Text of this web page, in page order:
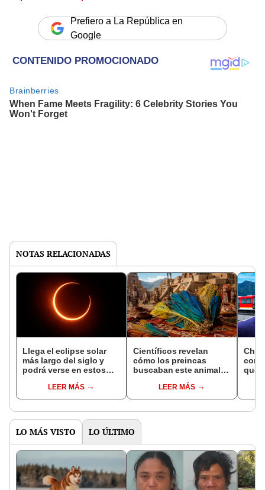
Prefiero a La República en
Google
NOTAS RELACIONADAS
Llega el eclipse solar
más largo del siglo y
podrá verse en estos
repetirá en 157 años
LEER MÁS
Científicos revelan
cómo los preincas
buscaban este animal
funerarios hace 1.000
años: plumas eran clave
LEER MÁS
con
que
por
LO MÁS VISTO LO ÚLTIMO